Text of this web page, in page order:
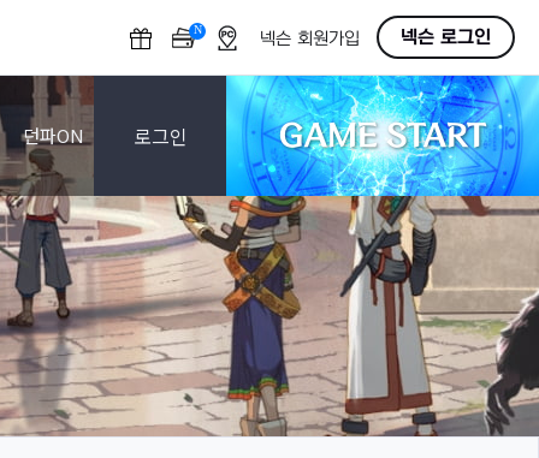
N
F
넥슨 회원가입 넥슨 로그인
던파ON GAME START
로그인